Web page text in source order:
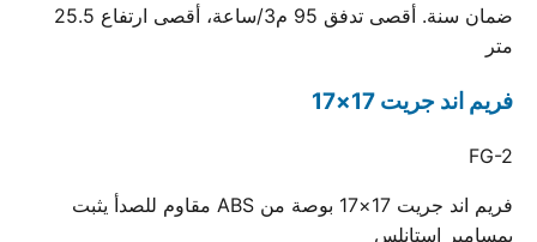
ضمان سنة. أقصى تدفق 95 م3/ساعة، أقصى ارتفاع 25.5
متر
فريم اند جريت 17×17
FG-2
فريم اند جريت 17×17 بوصة من ABS مقاوم للصدأ يثبت
بمسامير استانلس